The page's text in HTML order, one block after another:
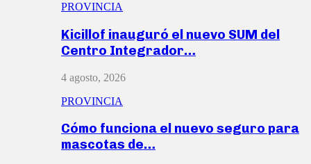
PROVINCIA
Kicillof inauguró el nuevo SUM del
Centro Integrador…
4 agosto, 2026
PROVINCIA
Cómo funciona el nuevo seguro para
mascotas de…